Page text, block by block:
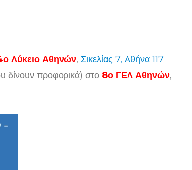
Λύκειο Αθηνών, Σικελίας 7, Αθήνα 117
δίνουν προφορικά) στο 8ο ΓΕΛ Αθηνών,